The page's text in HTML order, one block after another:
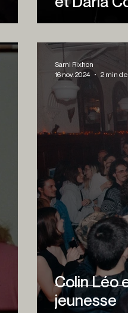
Colin Léo
jeunesse
Sami Rixhon
16 nov. 2024
2 min